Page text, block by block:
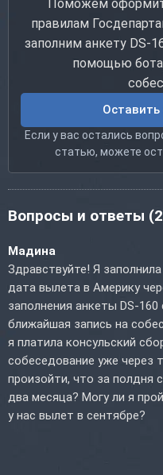
Поможем
правилам
заполним анкету DS-
помощью бота
Оставить
Если у вас остались
статью, можете
Вопросы и ответы
Мадина
Здравствуйте! Я
дата вылета в Америку
заполнения анкеты DS-
ближайшая запись на
я платила консульский
собеседование уже через
произойти, что за полдня
два месяца? Могу ли я
у нас вылет в сентябре?